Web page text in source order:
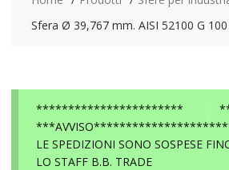
Sfera Ø 39,767 mm. AISI 52100 G
***********************
LE SPEDIZIONI SONO SOSPESE
LO STAFF B.B. TRADE